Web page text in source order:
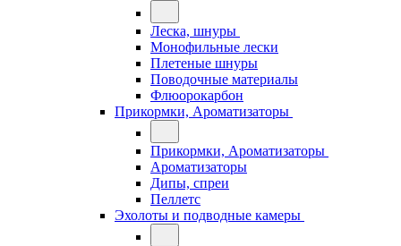
Леска, шнуры
Монофильные лески
Плетеные шнуры
Поводочные материалы
Флюорокарбон
Прикормки, Ароматизаторы
Прикормки, Ароматизаторы
Ароматизаторы
Дипы, спреи
Пеллетс
Эхолоты и подводные камеры